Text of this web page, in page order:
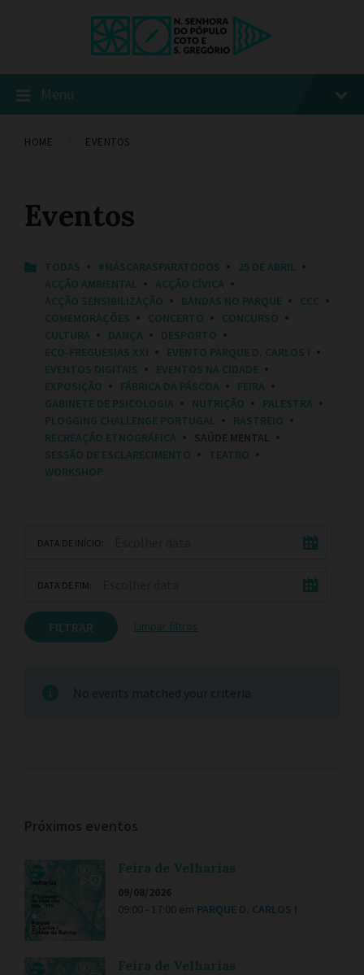
Menu
HOME EVENTOS
Eventos
C
TODAS #MÁSCARASPARATODOS
25 DE ABRIL
ACÇÃO AMBIENTAL
ACÇÃO CÍVICA
ACÇÃO SENSIBILIZAÇÃO
BANDAS NO PARQUE
CCC
COMEMORAÇÕES
CONCERTO
CONCURSO
CULTURA
DANÇA
DESPORTO
ECO-FREGUESIAS XXI
EVENTO PARQUE D. CARLOS I
EVENTOS DIGITAIS
EVENTOS NA CIDADE
EXPOSIÇÃO
FÁBRICA DA PÁSCOA
FEIRA
GABINETE DE PSICOLOGIA
NUTRIÇÃO
PALESTRA
PLOGGING CHALLENGE PORTUGAL
RASTREIO
RECREAÇÃO ETNOGRÁFICA
SAÚDE MENTAL
SESSÃO DE ESCLARECIMENTO
TEATRO
WORKSHOP
DATA DE INÍCIO:
DATA DE FIM:
FILTRAR Limpar filtros
Próximos eventos
Feira de Velharias
09/08/2026
09:00 - 17:00 em PARQUE D. CARLOS I
Feira de Velharias